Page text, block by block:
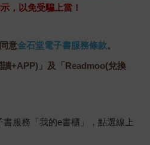
，以免受騙上當！
意金石堂電子書服務條款。
+APP)」及「Readmoo(兌換
服務「我的e書櫃」，點選線上